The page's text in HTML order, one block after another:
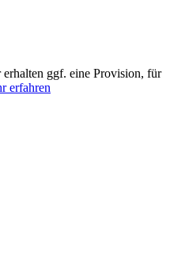
ggf. eine Provision, für
erfahren